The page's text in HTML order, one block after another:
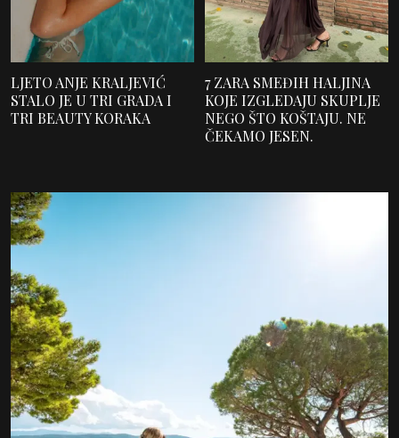
LJETO ANJE KRALJEVIĆ
STALO JE U TRI GRADA I
TRI BEAUTY KORAKA
7 ZARA SMEĐIH HALJINA
KOJE IZGLEDAJU SKUPLJE
NEGO ŠTO KOŠTAJU. NE
ČEKAMO JESEN.